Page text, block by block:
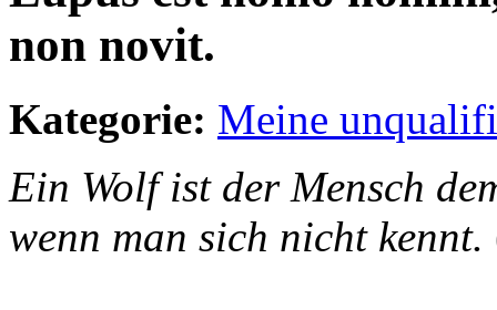
non novit.
Kategorie: Meine
Ein Wolf ist der Mensch
wenn man sich nicht kennt.